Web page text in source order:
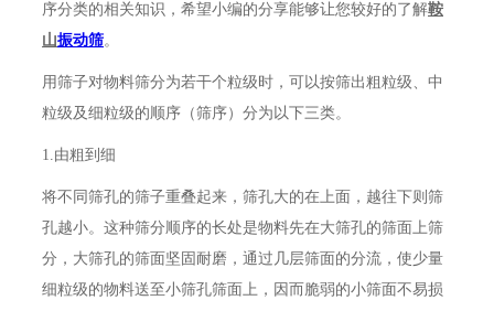
序分类的相关知识，希望小编的分享能够让您较好的了解鞍
山振动筛。
用筛子对物料筛分为若干个粒级时，可以按筛出粗粒级、中
粒级及细粒级的顺序（筛序）分为以下三类。
1.由粗到细
将不同筛孔的筛子重叠起来，筛孔大的在上面，越往下则筛
孔越小。这种筛分顺序的长处是物料先在大筛孔的筛面上筛
分，大筛孔的筛面坚固耐磨，通过几层筛面的分流，使少量
细粒级的物料送至小筛孔筛面上，因而脆弱的小筛面不易损